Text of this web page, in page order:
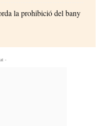
la prohibició del bany
-